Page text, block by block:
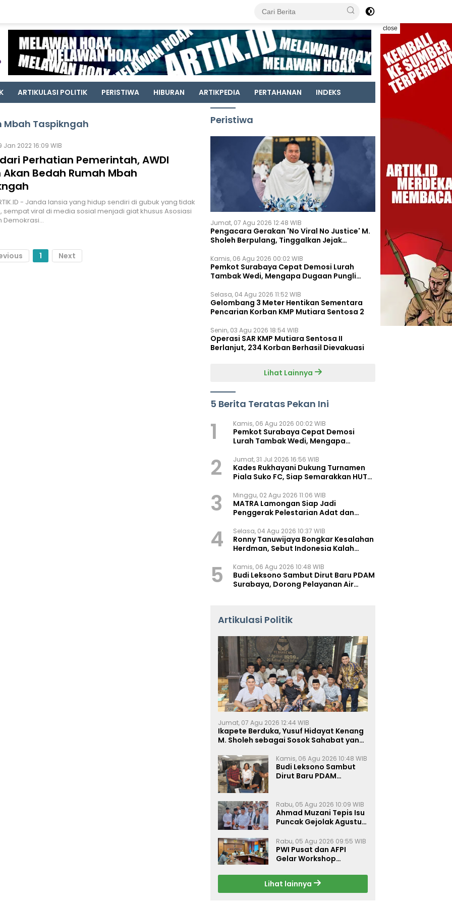
close
ARTIKULASI POLITIK PERISTIWA HIBURAN ARTIKPEDIA PERTAHANAN INDEKS
Mbah Taspikngah
2022 16:09 WIB
Perhatian Pemerintah, AWDI
Bedah Rumah Mbah
- Janda lansia yang hidup sendiri di gubuk yang tidak
sempat viral di media sosial menjadi giat khusus Asosiasi
Demokrasi…
1 Next
Peristiwa
Jumat, 07 Agu 2026 12:48 WIB
Pengacara Gerakan 'No Viral No Justice' M.
Sholeh Berpulang, Tinggalkan Jejak
Kamis, 06 Agu 2026 00:02 WIB
Pemkot Surabaya Cepat Demosi Lurah
Tambak Wedi, Mengapa Dugaan Pungli
Selasa, 04 Agu 2026 11:52 WIB
Gelombang 3 Meter Hentikan Sementara
Pencarian Korban KMP Mutiara Sentosa 2
Senin, 03 Agu 2026 18:54 WIB
Operasi SAR KMP Mutiara Sentosa II
Berlanjut, 234 Korban Berhasil Dievakuasi
Lihat Lainnya
5 Berita Teratas Pekan Ini
1 Kamis, 06 Agu 2026 00:02 WIB
Pemkot Surabaya Cepat Demosi
Lurah Tambak Wedi, Mengapa
2 Jumat, 31 Jul 2026 16:56 WIB
Kades Rukhayani Dukung Turnamen
Piala Suko FC, Siap Semarakkan HUT
3 Minggu, 02 Agu 2026 11:06 WIB
MATRA Lamongan Siap Jadi
Penggerak Pelestarian Adat dan
4 Selasa, 04 Agu 2026 10:37 WIB
Ronny Tanuwijaya Bongkar Kesalahan
Herdman, Sebut Indonesia Kalah
5 Kamis, 06 Agu 2026 10:48 WIB
Budi Leksono Sambut Dirut Baru PDAM
Surabaya, Dorong Pelayanan Air
Artikulasi Politik
Jumat, 07 Agu 2026 12:44 WIB
Ikapete Berduka, Yusuf Hidayat Kenang
M. Sholeh sebagai Sosok Sahabat yang
Kamis, 06 Agu 2026 10:48 WIB
Budi Leksono Sambut
Dirut Baru PDAM
Makin Prima
Rabu, 05 Agu 2026 10:09 WIB
Ahmad Muzani Tepis Isu
Puncak Gejolak Agustus
Perkuat Persatuan
Rabu, 05 Agu 2026 09:55 WIB
PWI Pusat dan AFPI
Gelar Workshop
Inklusi Keuangan, dan
Perlindungan Publik
Lihat lainnya